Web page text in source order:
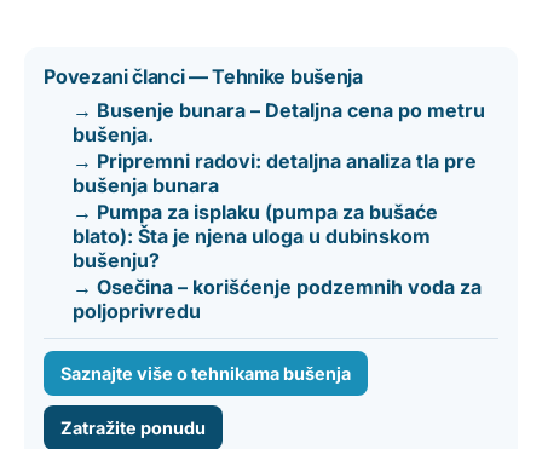
Povezani članci — Tehnike bušenja
→ Busenje bunara – Detaljna cena po metru
bušenja.
→ Pripremni radovi: detaljna analiza tla pre
bušenja bunara
→ Pumpa za isplaku (pumpa za bušaće
blato): Šta je njena uloga u dubinskom
bušenju?
→ Osečina – korišćenje podzemnih voda za
poljoprivredu
Saznajte više o tehnikama bušenja
Zatražite ponudu